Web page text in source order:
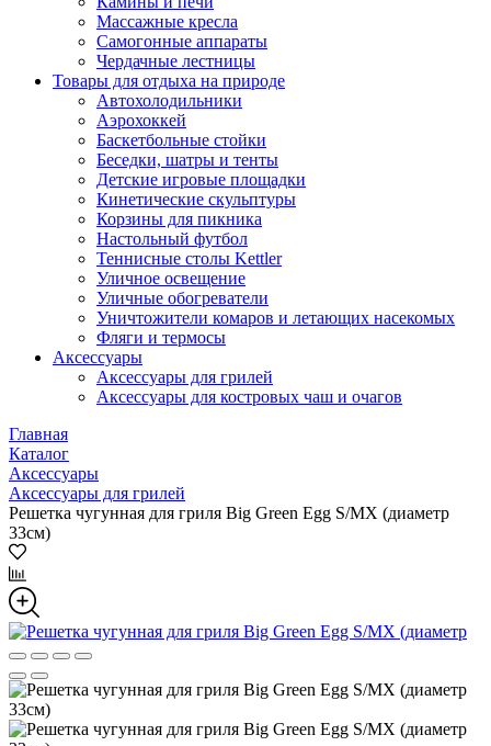
Массажные кресла
Самогонные аппараты
Чердачные лестницы
Товары для отдыха на природе
Автохолодильники
Аэрохоккей
Баскетбольные стойки
Беседки, шатры и тенты
Детские игровые площадки
Кинетические скульптуры
Корзины для пикника
Настольный футбол
Теннисные столы Kettler
Уличное освещение
Уличные обогреватели
Уничтожители комаров и летающих насекомых
Фляги и термосы
Аксессуары
Аксессуары для грилей
Аксессуары для костровых чаш и очагов
Главная
Каталог
Аксессуары
Аксессуары для грилей
Решетка чугунная для гриля Big Green Egg S/MX (диаметр
33см)